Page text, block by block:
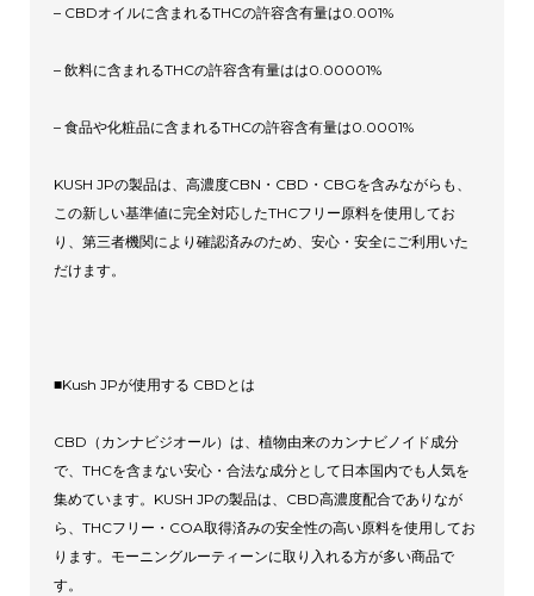
– CBDオイルに含まれるTHCの許容含有量は0.001%
– 飲料に含まれるTHCの許容含有量はは0.00001%
– 食品や化粧品に含まれるTHCの許容含有量は0.0001%
KUSH JPの製品は、高濃度CBN・CBD・CBGを含みながらも、
この新しい基準値に完全対応したTHCフリー原料を使用してお
り、第三者機関により確認済みのため、安心・安全にご利用いた
だけます。
■Kush JPが使用する CBDとは
CBD（カンナビジオール）は、植物由来のカンナビノイド成分
で、THCを含まない安心・合法な成分として日本国内でも人気を
集めています。KUSH JPの製品は、CBD高濃度配合でありなが
ら、THCフリー・COA取得済みの安全性の高い原料を使用してお
ります。モーニングルーティーンに取り入れる方が多い商品で
す。